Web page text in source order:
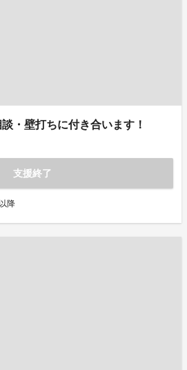
・壁打ちに付き合います！
支援終了
降